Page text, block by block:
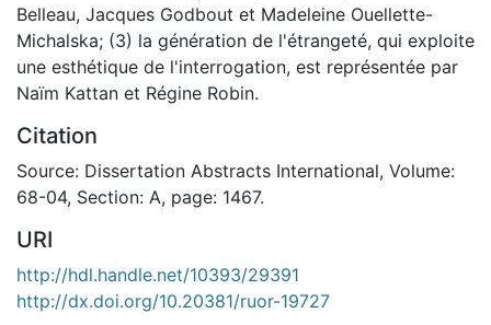
Belleau, Jacques Godbout et Madeleine Ouellette-
Michalska; (3) la génération de l'étrangeté, qui exploite
une esthétique de l'interrogation, est représentée par
Naïm Kattan et Régine Robin.
Citation
Source: Dissertation Abstracts International, Volume:
68-04, Section: A, page: 1467.
URI
http://hdl.handle.net/10393/29391
http://dx.doi.org/10.20381/ruor-19727